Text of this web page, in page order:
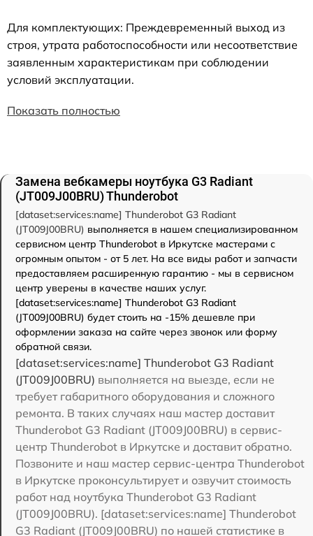
Для комплектующих: Преждевременный выход из
строя, утрата работоспособности или несоответствие
заявленным характеристикам при соблюдении
условий эксплуатации.
Показать полностью
Замена вебкамеры ноутбука G3 Radiant
(JT009J00BRU) Thunderobot
[dataset:services:name] Thunderobot G3 Radiant
(JT009J00BRU) выполняется в нашем специализированном
сервисном центр Thunderobot в Иркутске мастерами с
огромным опытом - от 5 лет. На все виды работ и запчасти
предоставляем расширенную гарантию - мы в сервисном
центр уверены в качестве наших услуг.
[dataset:services:name] Thunderobot G3 Radiant
(JT009J00BRU) будет стоить на -15% дешевле при
оформлении заказа на сайте через звонок или форму
обратной связи.
[dataset:services:name] Thunderobot G3 Radiant
(JT009J00BRU) выполняется на выезде, если не
требует габаритного оборудования и сложного
ремонта. В таких случаях наш мастер доставит
Thunderobot G3 Radiant (JT009J00BRU) в сервис-
центр Thunderobot в Иркутске и доставит обратно.
Позвоните и наш мастер сервис-центра Thunderobot
в Иркутске проконсультирует и озвучит стоимость
работ над ноутбука Thunderobot G3 Radiant
(JT009J00BRU). [dataset:services:name] Thunderobot
G3 Radiant (JT009J00BRU) по нашей статистике в